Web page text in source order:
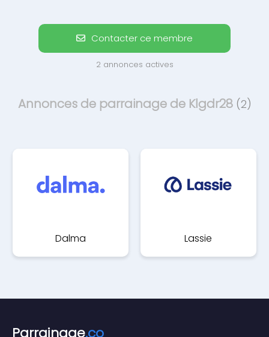
Contacter ce membre
2 annonces actives
Annonces de parrainage de Klgdr28 (2)
Dalma Lassie
Parrainage.co